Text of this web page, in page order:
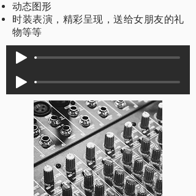
动态图形
时装表演，精彩呈现，送给女朋友的礼
物等等